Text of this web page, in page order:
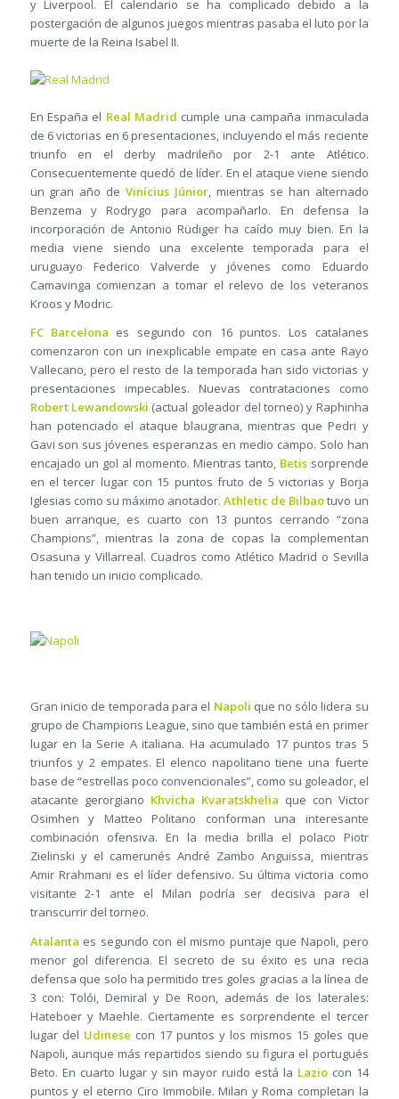
y Liverpool. El calendario se ha complicado debido a la
postergación de algunos juegos mientras pasaba el luto por la
muerte de la Reina Isabel II.
En España el Real Madrid cumple una campaña inmaculada
de 6 victorias en 6 presentaciones, incluyendo el más reciente
triunfo en el derby madrileño por 2-1 ante Atlético.
Consecuentemente quedó de líder. En el ataque viene siendo
un gran año de Vinícius Júnior, mientras se han alternado
Benzema y Rodrygo para acompañarlo. En defensa la
incorporación de Antonio Rüdiger ha caído muy bien. En la
media viene siendo una excelente temporada para el
uruguayo Federico Valverde y jóvenes como Eduardo
Camavinga comienzan a tomar el relevo de los veteranos
Kroos y Modric.
FC Barcelona es segundo con 16 puntos. Los catalanes
comenzaron con un inexplicable empate en casa ante Rayo
Vallecano, pero el resto de la temporada han sido victorias y
presentaciones impecables. Nuevas contrataciones como
Robert Lewandowski (actual goleador del torneo) y Raphinha
han potenciado el ataque blaugrana, mientras que Pedri y
Gavi son sus jóvenes esperanzas en medio campo. Solo han
encajado un gol al momento. Mientras tanto, Betissorprende
en el tercer lugar con 15 puntos fruto de 5 victorias y Borja
Iglesias como su máximo anotador. Athletic de Bilbaotuvo un
buen arranque, es cuarto con 13 puntos cerrando “zona
Champions”, mientras la zona de copas la complementan
Osasuna y Villarreal. Cuadros como Atlético Madrid o Sevilla
han tenido un inicio complicado.
Gran inicio de temporada para el Napoli que no sólo lidera su
grupo de Champions League, sino que también está en primer
lugar en la Serie A italiana. Ha acumulado 17 puntos tras 5
triunfos y 2 empates. El elenco napolitano tiene una fuerte
base de “estrellas poco convencionales”, como su goleador, el
atacante gerorgiano Khvicha Kvaratskhelia que con Victor
Osimhen y Matteo Politano conforman una interesante
combinación ofensiva. En la media brilla el polaco Piotr
Zielinski y el camerunés André Zambo Anguissa, mientras
Amir Rrahmani es el líder defensivo. Su última victoria como
visitante 2-1 ante el Milan podría ser decisiva para el
transcurrir del torneo.
Atalanta es segundo con el mismo puntaje que Napoli, pero
menor gol diferencia. El secreto de su éxito es una recia
defensa que solo ha permitido tres goles gracias a la línea de
3 con: Tolói, Demiral y De Roon, además de los laterales:
Hateboer y Maehle. Ciertamente es sorprendente el tercer
lugar del Udinese con 17 puntos y los mismos 15 goles que
Napoli, aunque más repartidos siendo su figura el portugués
Beto. En cuarto lugar y sin mayor ruido está la Laziocon 14
puntos y el eterno Ciro Immobile. Milan y Roma completan la